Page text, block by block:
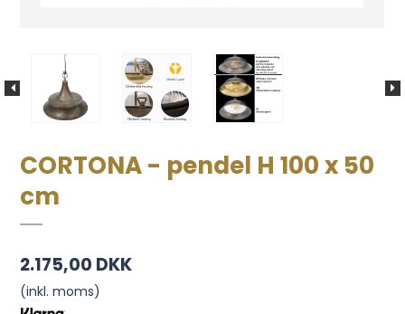
CORTONA - pendel H 100 x 50
cm
2.175,00 DKK
(inkl. moms)